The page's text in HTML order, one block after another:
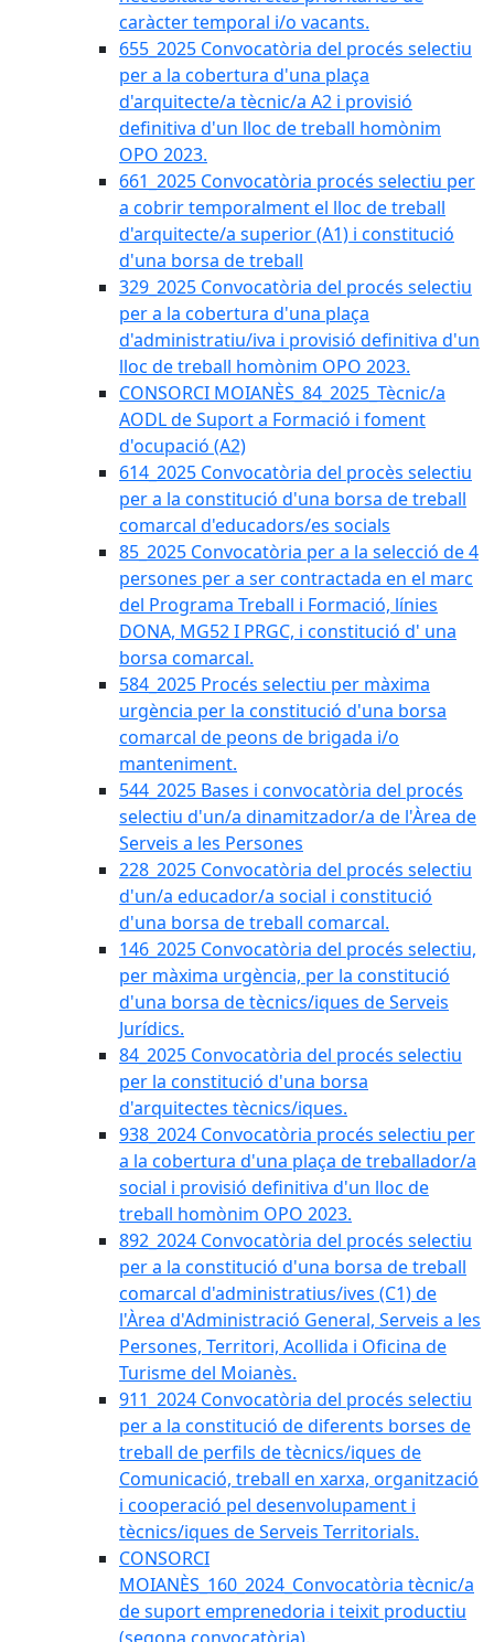
caràcter temporal i/o vacants.
655_2025 Convocatòria del procés selectiu
per a la cobertura d'una plaça
d'arquitecte/a tècnic/a A2 i provisió
definitiva d'un lloc de treball homònim
OPO 2023.
661_2025 Convocatòria procés selectiu per
a cobrir temporalment el lloc de treball
d'arquitecte/a superior (A1) i constitució
d'una borsa de treball
329_2025 Convocatòria del procés selectiu
per a la cobertura d'una plaça
d'administratiu/iva i provisió definitiva d'un
lloc de treball homònim OPO 2023.
CONSORCI MOIANÈS_84_2025_Tècnic/a
AODL de Suport a Formació i foment
d'ocupació (A2)
614_2025 Convocatòria del procès selectiu
per a la constitució d'una borsa de treball
comarcal d'educadors/es socials
85_2025 Convocatòria per a la selecció de 4
persones per a ser contractada en el marc
del Programa Treball i Formació, línies
DONA, MG52 I PRGC, i constitució d' una
borsa comarcal.
584_2025 Procés selectiu per màxima
urgència per la constitució d'una borsa
comarcal de peons de brigada i/o
manteniment.
544_2025 Bases i convocatòria del procés
selectiu d'un/a dinamitzador/a de l'Àrea de
Serveis a les Persones
228_2025 Convocatòria del procés selectiu
d'un/a educador/a social i constitució
d'una borsa de treball comarcal.
146_2025 Convocatòria del procés selectiu,
per màxima urgència, per la constitució
d'una borsa de tècnics/iques de Serveis
Jurídics.
84_2025 Convocatòria del procés selectiu
per la constitució d'una borsa
d'arquitectes tècnics/iques.
938_2024 Convocatòria procés selectiu per
a la cobertura d'una plaça de treballador/a
social i provisió definitiva d'un lloc de
treball homònim OPO 2023.
892_2024 Convocatòria del procés selectiu
per a la constitució d'una borsa de treball
comarcal d'administratius/ives (C1) de
l'Àrea d'Administració General, Serveis a les
Persones, Territori, Acollida i Oficina de
Turisme del Moianès.
911_2024 Convocatòria del procés selectiu
per a la constitució de diferents borses de
treball de perfils de tècnics/iques de
Comunicació, treball en xarxa, organització
i cooperació pel desenvolupament i
tècnics/iques de Serveis Territorials.
CONSORCI
MOIANÈS_160_2024_Convocatòria tècnic/a
de suport emprenedoria i teixit productiu